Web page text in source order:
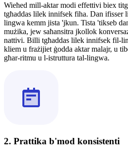
Wieħed mill-aktar modi effettivi biex
tgħaddas lilek innifsek fiha. Dan
lingwa kemm jista 'jkun. Tista 'tikseb
mużika, jew saħansitra jkollok
nattivi. Billi tgħaddas lilek innifsek fil-
kliem u frażijiet ġodda aktar malajr, u
għar-ritmu u l-istruttura tal-lingwa.
2. Prattika b'mod konsistenti